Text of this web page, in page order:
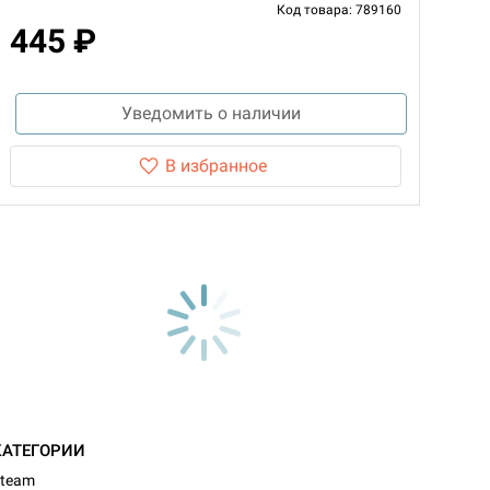
Код товара: 789160
445 ₽
Уведомить о наличии
В избранное